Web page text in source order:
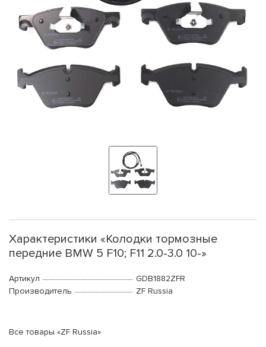
Характеристики «Колодки тормозные
передние BMW 5 F10; F11 2.0-3.0 10-»
Артикул
GDB1882ZFR
Производитель
ZF Russia
Все товары «ZF Russia»